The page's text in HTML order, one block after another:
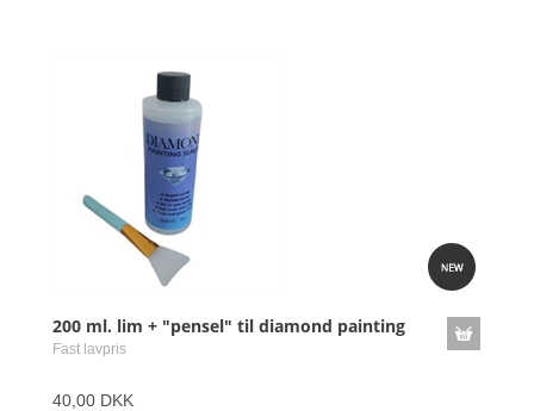
200 ml. lim + "pensel" til diamond painting
Fast lavpris
40,00 DKK